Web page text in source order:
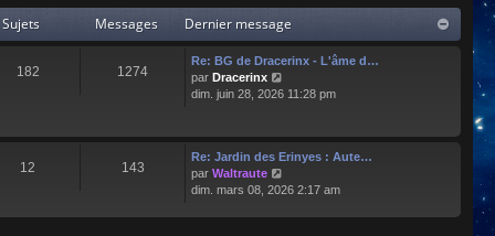
Sujets Messages Dernier message
182 1274
Re: BG de Dracerinx - L'âme d…
par Dracerinx
o
l
e
dim. juin 28, 2026 11:28 pm
12 143
Re: Jardin des Erinyes : Aute…
par Waltraute
o
dim. mars 08, 2026 2:17 am